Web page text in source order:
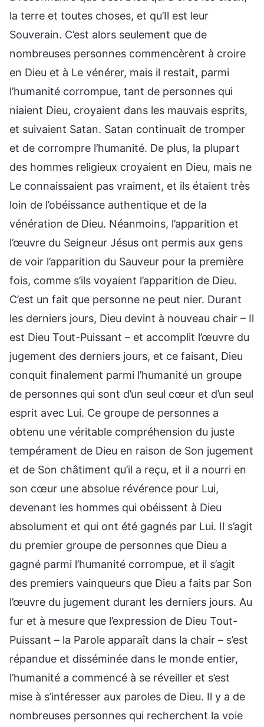
la terre et toutes choses, et qu’Il est leur
Souverain. C’est alors seulement que de
nombreuses personnes commencèrent à croire
en Dieu et à Le vénérer, mais il restait, parmi
l’humanité corrompue, tant de personnes qui
niaient Dieu, croyaient dans les mauvais esprits,
et suivaient Satan. Satan continuait de tromper
et de corrompre l’humanité. De plus, la plupart
des hommes religieux croyaient en Dieu, mais ne
Le connaissaient pas vraiment, et ils étaient très
loin de l’obéissance authentique et de la
vénération de Dieu. Néanmoins, l’apparition et
l’œuvre du Seigneur Jésus ont permis aux gens
de voir l’apparition du Sauveur pour la première
fois, comme s’ils voyaient l’apparition de Dieu.
C’est un fait que personne ne peut nier. Durant
les derniers jours, Dieu devint à nouveau chair – Il
est Dieu Tout-Puissant – et accomplit l’œuvre du
jugement des derniers jours, et ce faisant, Dieu
conquit finalement parmi l’humanité un groupe
de personnes qui sont d’un seul cœur et d’un seul
esprit avec Lui. Ce groupe de personnes a
obtenu une véritable compréhension du juste
tempérament de Dieu en raison de Son jugement
et de Son châtiment qu’il a reçu, et il a nourri en
son cœur une absolue révérence pour Lui,
devenant les hommes qui obéissent à Dieu
absolument et qui ont été gagnés par Lui. Il s’agit
du premier groupe de personnes que Dieu a
gagné parmi l’humanité corrompue, et il s’agit
des premiers vainqueurs que Dieu a faits par Son
l’œuvre du jugement durant les derniers jours. Au
fur et à mesure que l’expression de Dieu Tout-
Puissant – la Parole apparaît dans la chair – s’est
répandue et disséminée dans le monde entier,
l’humanité a commencé à se réveiller et s’est
mise à s’intéresser aux paroles de Dieu. Il y a de
nombreuses personnes qui recherchent la voie